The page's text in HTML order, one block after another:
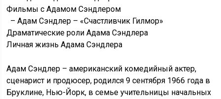
Фильмы с Адамом Сэндлером
– Адам Сэндлер – «Счастливчик Гилмор»
Драматические роли Адама Сэндлера
Личная жизнь Адама Сэндлера
Адам Сэндлер – американский комедийный актер,
сценарист и продюсер, родился 9 сентября 1966 года в
Бруклине, Нью-Йорк, в семье учительницы начальных